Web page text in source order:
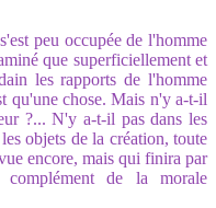
peu occupée de l'homme
que superficiellement et
les rapports de l'homme
qu'une chose. Mais n'y a-t-il
?... N'y a-t-il pas dans les
objets de la création, toute
encore, mais qui finira par
de la morale